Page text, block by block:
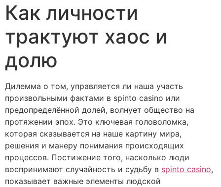
Как личности
трактуют хаос и
долю
Дилемма о том, управляется ли наша участь
произвольными фактами в spinto casino или
предопределённой долей, волнует общество на
протяжении эпох. Это ключевая головоломка,
которая сказывается на наше картину мира,
решения и манеру понимания происходящих
процессов. Постижение того, насколько люди
воспринимают случайность и судьбу в spinto casino,
показывает важные элементы людской